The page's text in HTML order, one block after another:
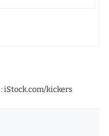
iStock.com/kickers